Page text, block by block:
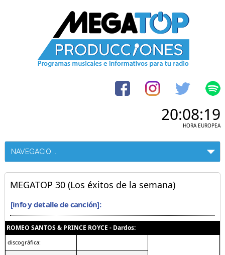
20:08:20
HORA EUROPEA
MEGATOP 30 (Los éxitos de la semana)
[info y detalle de canción]:
ROMEO SANTOS & PRINCE ROYCE - Dardos:
discográfica: